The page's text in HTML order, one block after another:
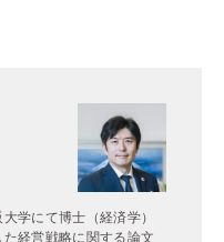
学にて博士（経済学）
経営戦略に関する論文